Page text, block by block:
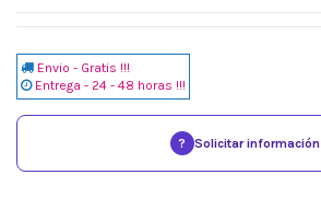
Envio - Gratis !!!
Entrega - 24 - 48 horas !!!
? Solicitar información